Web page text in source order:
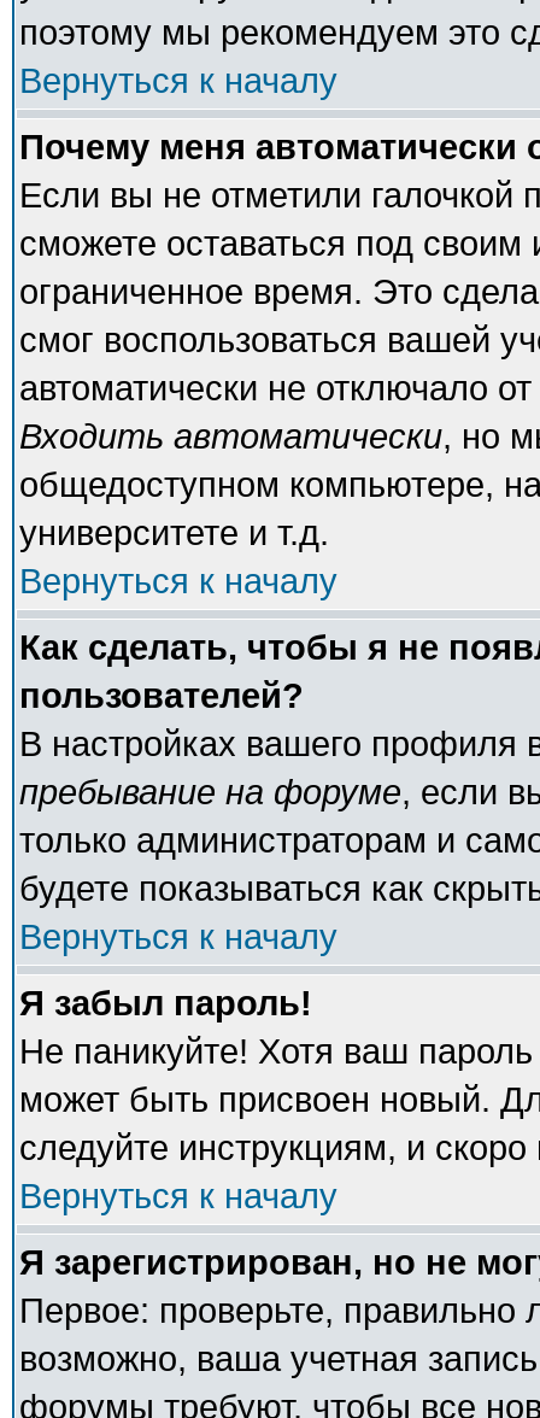
поэтому мы рекомендуем это
Вернуться к началу
Почему меня автоматически
Если вы не отметили галочкой
сможете оставаться под
ограниченное время. Это
смог воспользоваться вашей
автоматически не отключало
Входить автоматически, но
общедоступном компьютере,
университете и т.д.
Вернуться к началу
Как сделать, чтобы я не
пользователей?
В настройках вашего
пребывание на форуме, если
только администраторам и
будете показываться как
Вернуться к началу
Я забыл пароль!
Не паникуйте! Хотя ваш
может быть присвоен новый.
следуйте инструкциям, и
Вернуться к началу
Я зарегистрирован, но не
Первое: проверьте,
возможно, ваша учетная
форумы требуют, чтобы все